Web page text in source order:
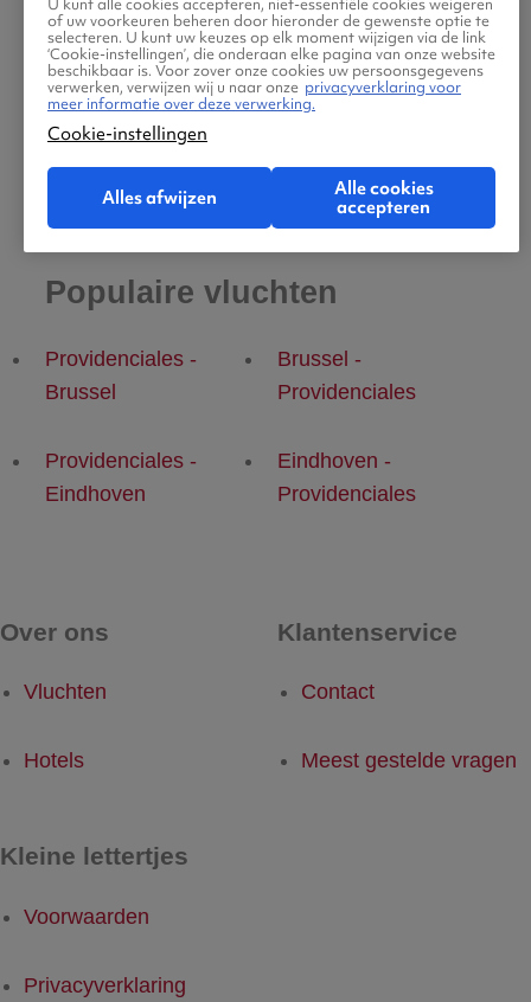
Providenciales
Populaire vluchten
Providenciales -
Brussel
Brussel -
Providenciales
Providenciales -
Eindhoven
Eindhoven -
Providenciales
Over ons
Vluchten
Hotels
Klantenservice
Contact
Meest gestelde vragen
Kleine lettertjes
Voorwaarden
Privacyverklaring
of uw voorkeuren beheren door hieronder de gewenste optie te
selecteren. U kunt uw keuzes op elk moment wijzigen via de link
‘Cookie-instellingen’, die onderaan elke pagina van onze website
beschikbaar is. Voor zover onze cookies uw persoonsgegevens
verwerken, verwijzen wij u naar onze privacyverklaring voor
meer informatie over deze verwerking.
Cookie-instellingen
Alles afwijzen
Alle cookies
accepteren